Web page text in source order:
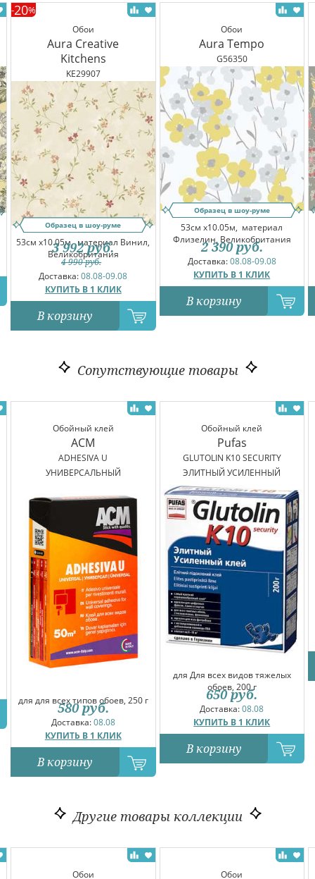
Обои
Aura Creative
Kitchens
KE29907
-20%
Образец в шоу-руме
53см x10.05м, материал Винил,
Великобритания
Доставка:08.08-09.08
КУПИТЬ В 1 КЛИК
4 990руб.
3 992 руб.
В корзину
Обои
Aura Tempo
G56350
Образец в шоу-руме
53см x10.05м, материал
Флизелин, Великобритания
Доставка:08.08-09.08
КУПИТЬ В 1 КЛИК
2 390 руб.
В корзину
Сопутствующие товары
Обойный клей
ACM
ADHESIVA U
УНИВЕРСАЛЬНЫЙ
для для всех типов обоев, 250 г
Доставка:08.08
КУПИТЬ В 1 КЛИК
580 руб.
В корзину
Обойный клей
Pufas
GLUTOLIN K10 SECURITY
ЭЛИТНЫЙ УСИЛЕННЫЙ
для Для всех видов тяжелых
обоев, 200 г
Доставка:08.08
КУПИТЬ В 1 КЛИК
650 руб.
В корзину
Другие товары коллекции
Обои Обои